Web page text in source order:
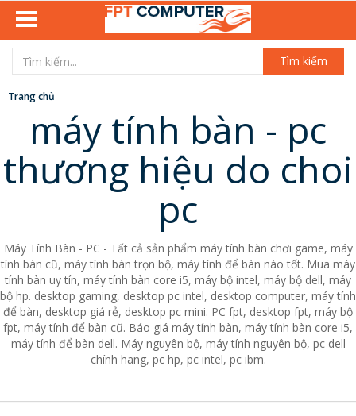
Tìm kiếm
Trang chủ
máy tính bàn - pc
thương hiệu do choi
pc
Máy Tính Bàn - PC - Tất cả sản phẩm máy tính bàn chơi game, máy
tính bàn cũ, máy tính bàn trọn bộ, máy tính để bàn nào tốt. Mua máy
tính bàn uy tín, máy tính bàn core i5, máy bộ intel, máy bộ dell, máy
bộ hp. desktop gaming, desktop pc intel, desktop computer, máy tính
để bàn, desktop giá rẻ, desktop pc mini. PC fpt, desktop fpt, máy bộ
fpt, máy tính để bàn cũ. Báo giá máy tính bàn, máy tính bàn core i5,
máy tính để bàn dell. Máy nguyên bộ, máy tính nguyên bộ, pc dell
chính hãng, pc hp, pc intel, pc ibm.